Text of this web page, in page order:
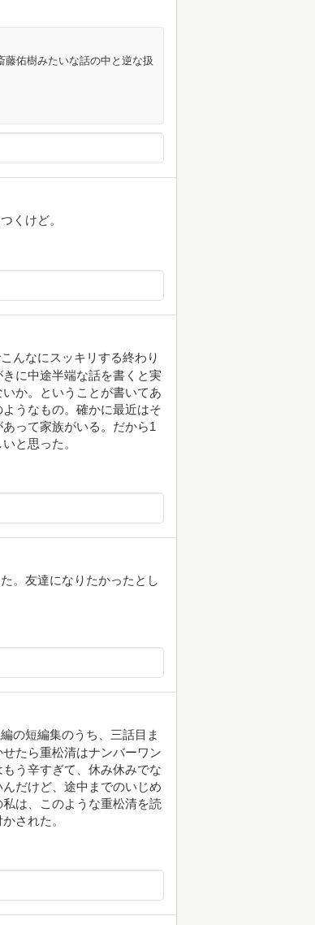
佑樹みたいな話の中と逆な扱
くけど。
んなにスッキリする終わり
に中途半端な話を書くと実
か。ということが書いてあ
うなもの。確かに最近はそ
って家族がいる。だから1
と思った。
。友達になりたかったとし
の短編集のうち、三話目ま
たら重松清はナンバーワン
う辛すぎて、休み休みでな
だけど、途中までのいじめ
は、このような重松清を読
された。